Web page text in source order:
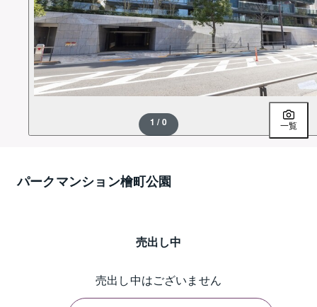
1 / 0 一覧
パークマンション檜町公園
売出し中
売出し中はございません